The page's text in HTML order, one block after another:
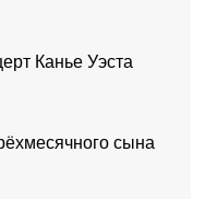
Канье Уэста
сына